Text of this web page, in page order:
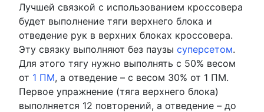
Лучшей связкой с использованием кроссовера
будет выполнение тяги верхнего блока и
отведение рук в верхних блоках кроссовера.
Эту связку выполняют без паузы суперсетом.
Для этого тягу нужно выполнять с 50% весом
от 1 ПМ, а отведение – с весом 30% от 1 ПМ.
Первое упражнение (тяга верхнего блока)
выполняется 12 повторений, а отведение – до